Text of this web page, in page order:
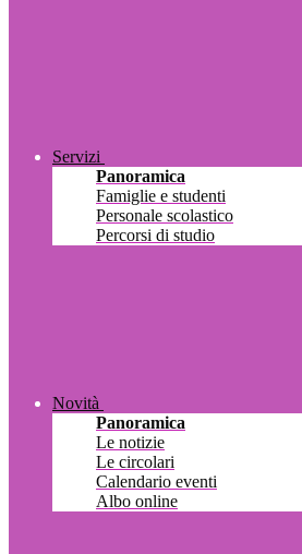
Servizi
Panoramica
Famiglie e studenti
Personale scolastico
Percorsi di studio
Novità
Panoramica
Le notizie
Le circolari
Calendario eventi
Albo online